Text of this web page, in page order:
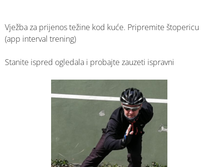
Vježba za prijenos težine kod kuće. Pripremite štopericu
(app interval trening)
Stanite ispred ogledala i probajte zauzeti ispravni